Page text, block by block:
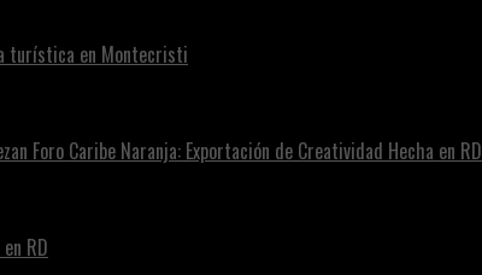
turística en Montecristi
Foro Caribe Naranja: Exportación de Creatividad Hecha en RD
RD